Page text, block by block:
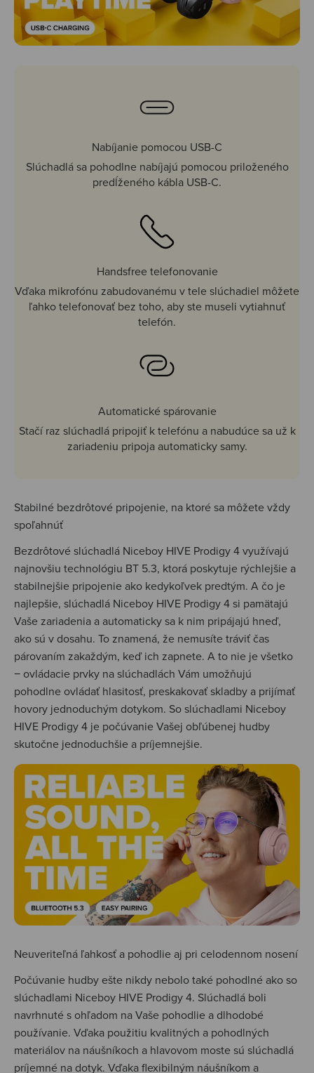
Nabíjanie pomocou USB-C
Slúchadlá sa pohodlne nabíjajú pomocou priloženého
predĺženého kábla USB-C.
Handsfree telefonovanie
Vďaka mikrofónu zabudovanému v tele slúchadiel môžete
ľahko telefonovať bez toho, aby ste museli vytiahnuť
telefón.
Automatické spárovanie
Stačí raz slúchadlá pripojiť k telefónu a nabudúce sa už k
zariadeniu pripoja automaticky samy.
Stabilné bezdrôtové pripojenie, na ktoré sa môžete vždy
spoľahnúť
Bezdrôtové slúchadlá Niceboy HIVE Prodigy 4 využívajú
najnovšiu technológiu BT 5.3, ktorá poskytuje rýchlejšie a
stabilnejšie pripojenie ako kedykoľvek predtým. A čo je
najlepšie, slúchadlá Niceboy HIVE Prodigy 4 si pamätajú
Vaše zariadenia a automaticky sa k nim pripájajú hneď,
ako sú v dosahu. To znamená, že nemusíte tráviť čas
párovaním zakaždým, keď ich zapnete. A to nie je všetko
− ovládacie prvky na slúchadlách Vám umožňujú
pohodlne ovládať hlasitosť, preskakovať skladby a prijímať
hovory jednoduchým dotykom. So slúchadlami Niceboy
HIVE Prodigy 4 je počúvanie Vašej obľúbenej hudby
skutočne jednoduchšie a príjemnejšie.
Neuveriteľná ľahkosť a pohodlie aj pri celodennom nosení
Počúvanie hudby ešte nikdy nebolo také pohodlné ako so
slúchadlami Niceboy HIVE Prodigy 4. Slúchadlá boli
navrhnuté s ohľadom na Vaše pohodlie a dlhodobé
používanie. Vďaka použitiu kvalitných a pohodlných
materiálov na náušníkoch a hlavovom moste sú slúchadlá
príjemné na dotyk. Vďaka flexibilným náušníkom a